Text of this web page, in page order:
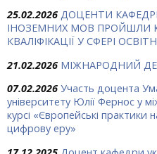
25.02.2026 ДОЦЕНТИ
ІНОЗЕМНИХ МОВ ПРОЙШЛИ
КВАЛІФІКАЦІЇ У СФЕРІ
21.02.2026 МІЖНАРОДНИЙ
07.02.2026 Участь доцента
університету Юлії Фернос у
курсі «Європейські практики
цифрову еру»